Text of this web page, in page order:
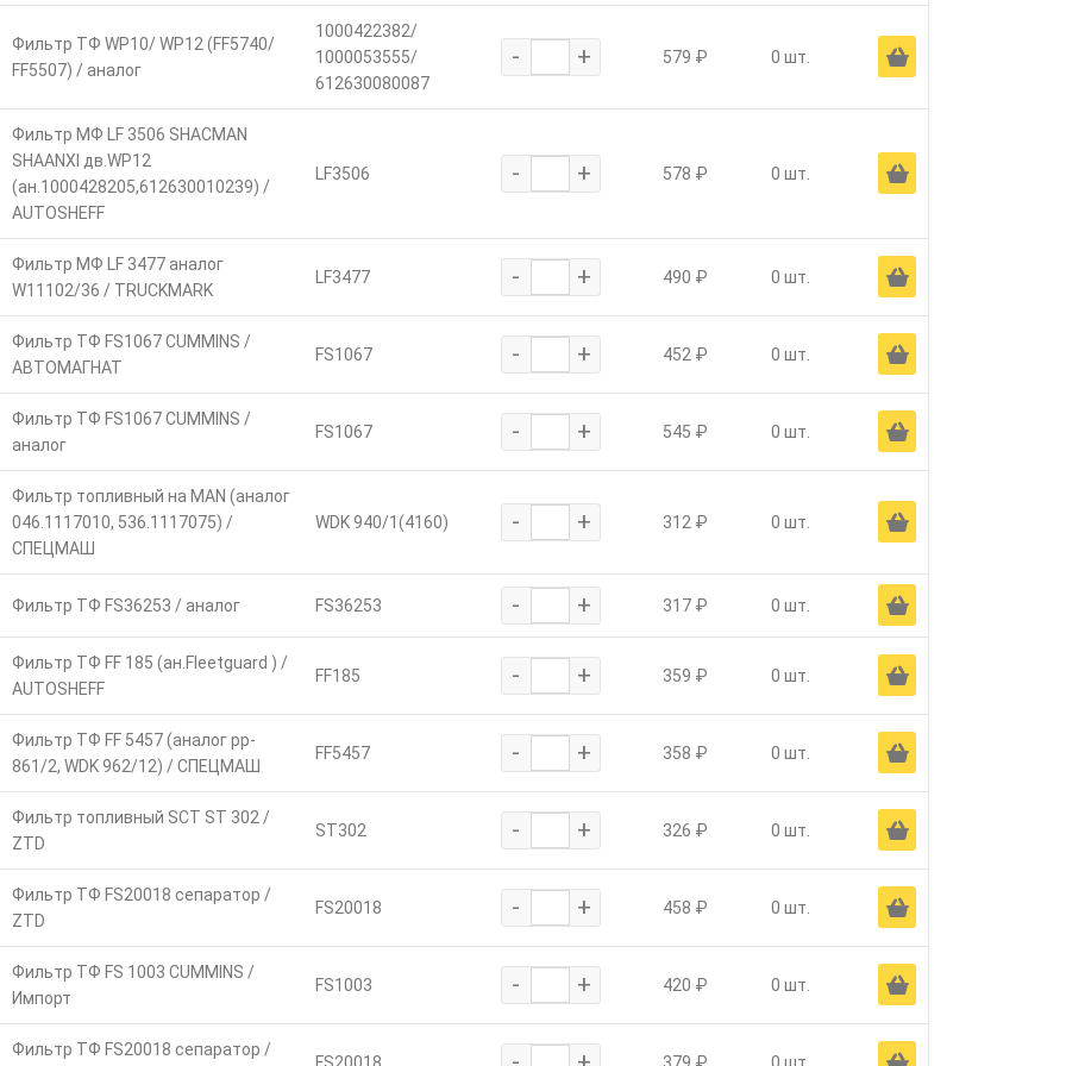
Фильтр ТФ WP10/ WP12 (FF5740/
FF5507) / аналог
1000422382/
1000053555/
612630080087
- + 579 ₽ 0 шт. Ä
Фильтр МФ LF 3506 SHACMAN
SHAANXI дв.WP12
(ан.1000428205,612630010239) /
AUTOSHEFF
LF3506 - + 578 ₽ 0 шт. Ä
Фильтр МФ LF 3477 аналог
W11102/36 / TRUCKMARK
LF3477 - + 490 ₽ 0 шт. Ä
Фильтр ТФ FS1067 CUMMINS /
АВТОМАГНАТ
FS1067 - + 452 ₽ 0 шт. Ä
Фильтр ТФ FS1067 CUMMINS /
аналог
FS1067 - + 545 ₽ 0 шт. Ä
Фильтр топливный на MAN (аналог
046.1117010, 536.1117075) /
СПЕЦМАШ
WDK 940/1(4160) - + 312 ₽ 0 шт. Ä
Фильтр ТФ FS36253 / аналог FS36253 - + 317 ₽ 0 шт. Ä
Фильтр ТФ FF 185 (ан.Fleetguard ) /
AUTOSHEFF
FF185 - + 359 ₽ 0 шт. Ä
Фильтр ТФ FF 5457 (аналог pp-
861/2, WDK 962/12) / СПЕЦМАШ
FF5457 - + 358 ₽ 0 шт. Ä
Фильтр топливный SCT ST 302 /
ZTD
SТ302 - + 326 ₽ 0 шт. Ä
Фильтр ТФ FS20018 сепаратор /
ZTD
FS20018 - + 458 ₽ 0 шт. Ä
Фильтр ТФ FS 1003 CUMMINS /
Импорт
FS1003 - + 420 ₽ 0 шт. Ä
Фильтр ТФ FS20018 сепаратор /